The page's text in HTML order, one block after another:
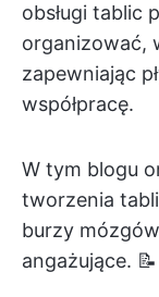
obsługi tablic
organizować,
zapewniając
współpracę.
W tym blogu
tworzenia
burzy
angażujące. 📝